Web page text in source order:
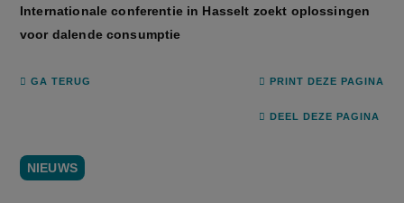
Internationale conferentie in Hasselt zoekt oplossingen
voor dalende consumptie
GA TERUG PRINT DEZE PAGINA
DEEL DEZE PAGINA
NIEUWS